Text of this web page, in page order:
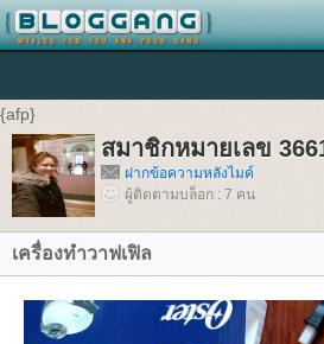
{afp}
สมาชิกหมายเลข
ฝากข้อความหลังไมค์
ผู้ติดตามบล็อก : 7 คน
เครื่องทำวาฟเฟิล